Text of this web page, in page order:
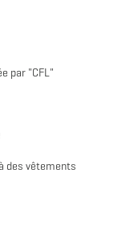
par "CFL"
des vêtements